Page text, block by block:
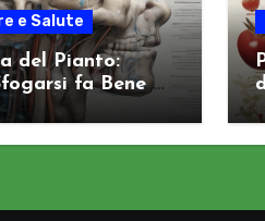
e Salute
del Pianto:
fa Bene al